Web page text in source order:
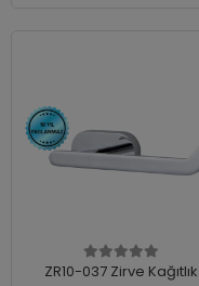
ZR10-037 Zirve Kağıtlık